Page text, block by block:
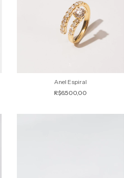
Anel Espiral
R$6.500,00